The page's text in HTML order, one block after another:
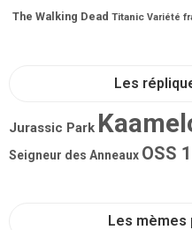
The Walking Dead Titanic Variété
Les
Jurassic Park
Seigneur des Anneaux OSS
Les mèmes